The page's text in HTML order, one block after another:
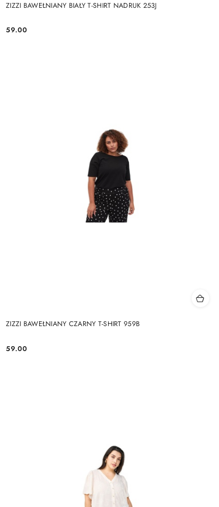
ZIZZI BAWEŁNIANY BIAŁY T-SHIRT NADRUK 253J
Cena:
59.00
ZIZZI BAWEŁNIANY CZARNY T-SHIRT 959B
Cena:
59.00